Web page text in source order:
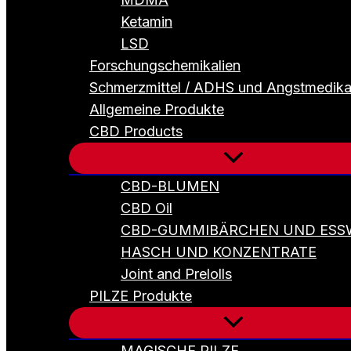
Ketamin
LSD
Forschungschemikalien
Schmerzmittel / ADHS und
Allgemeine Produkte
CBD Products
CBD-BLUMEN
CBD Oil
CBD-GUMMIBÄRCHEN UND
HASCH UND KONZENTRATE
Joint and Prelolls
PILZE Produkte